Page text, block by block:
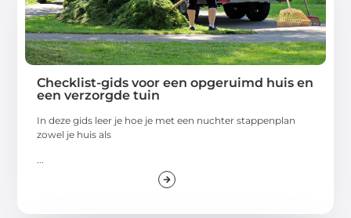
Checklist-gids voor een opgeruimd huis en
een verzorgde tuin
In deze gids leer je hoe je met een nuchter stappenplan
zowel je huis als
...